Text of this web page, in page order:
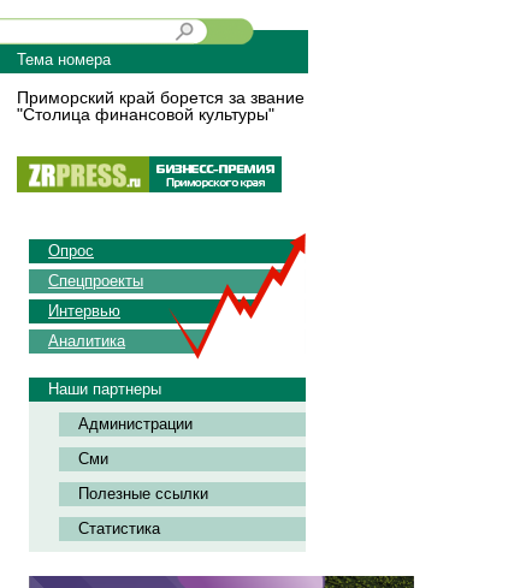
Тема номера
Приморский край борется за звание
"Столица финансовой культуры"
Опрос
Спецпроекты
Интервью
Аналитика
Наши партнеры
Администрации
Сми
Полезные ссылки
Статистика